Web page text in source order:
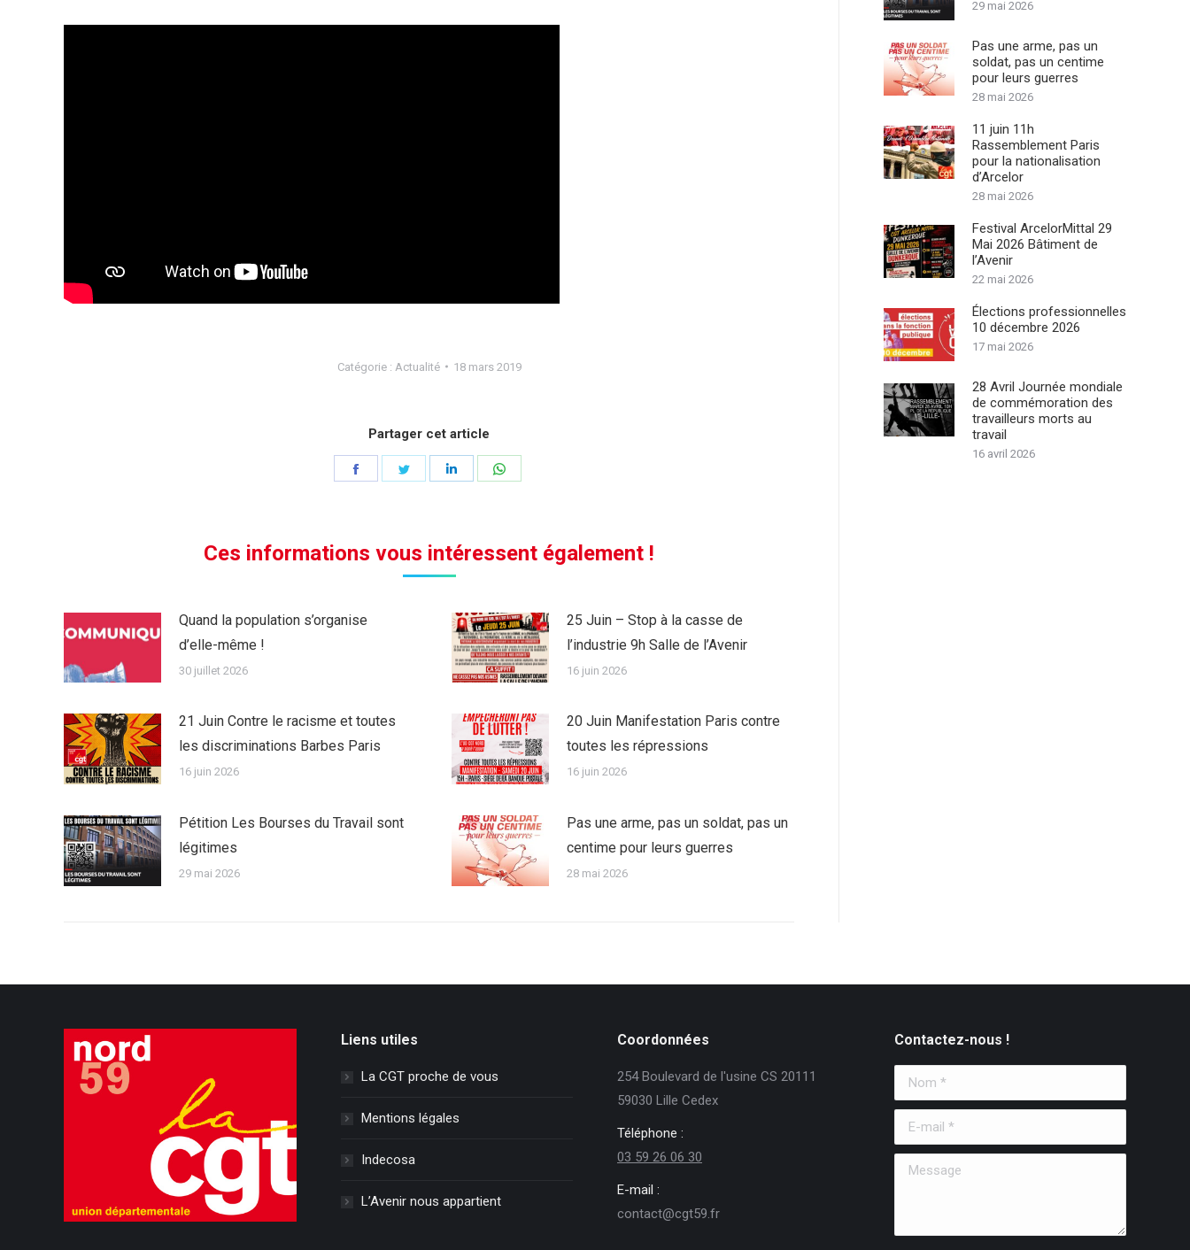
Catégorie : Actualité 18 mars 2019
Partager cet article
PartagerPartager PartagerPartager
Ces informations vous intéressent également !
Quand la population s’organise
d’elle-même !
30 juillet 2026
25 Juin – Stop à la casse de
l’industrie 9h Salle de l’Avenir
16 juin 2026
21 Juin Contre le racisme et toutes
les discriminations Barbes Paris
16 juin 2026
20 Juin Manifestation Paris contre
toutes les répressions
16 juin 2026
Pétition Les Bourses du Travail sont
légitimes
29 mai 2026
Pas une arme, pas un soldat, pas un
centime pour leurs guerres
28 mai 2026
29 mai 2026
Pas une arme, pas un
soldat, pas un centime
pour leurs guerres
28 mai 2026
11 juin 11h
Rassemblement Paris
pour la nationalisation
d’Arcelor
28 mai 2026
Festival ArcelorMittal 29
Mai 2026 Bâtiment de
l’Avenir
22 mai 2026
Élections professionnelles
10 décembre 2026
17 mai 2026
28 Avril Journée mondiale
de commémoration des
travailleurs morts au
travail
16 avril 2026
Liens utiles
La CGT proche de vous
Mentions légales
Indecosa
L’Avenir nous appartient
Coordonnées
254 Boulevard de l'usine CS 20111
59030 Lille Cedex
Téléphone :
03 59 26 06 30
E-mail :
contact@cgt59.fr
Contactez-nous !
Nom *
E-mail *
Message